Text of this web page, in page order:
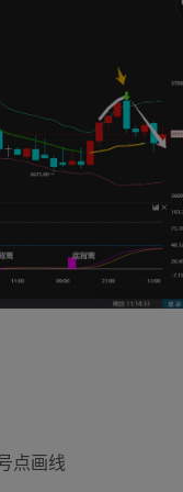
点画线